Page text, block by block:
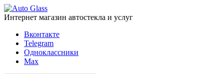
Интернет магазин автостекла и услуг
Вконтакте
Telegram
Одноклассники
Max